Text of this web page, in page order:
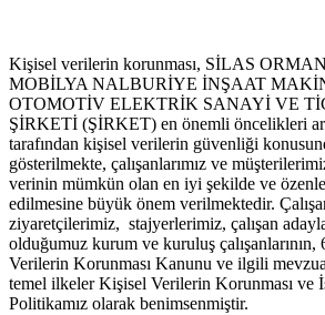
Kişisel verilerin korunması, SİLAS
MOBİLYA NALBURİYE İNŞAAT
OTOMOTİV ELEKTRİK SANAYİ VE
ŞİRKETİ (ŞİRKET) en önemli öncelikleri
tarafından kişisel verilerin güvenliği
gösterilmekte, çalışanlarımız ve
verinin mümkün olan en iyi şekilde ve
edilmesine büyük önem verilmektedir.
ziyaretçilerimiz, stajyerlerimiz, çalışan
olduğumuz kurum ve kuruluş çalışanlarının,
Verilerin Korunması Kanunu ve ilgili
temel ilkeler Kişisel Verilerin Korunması ve
Politikamız olarak benimsenmiştir.